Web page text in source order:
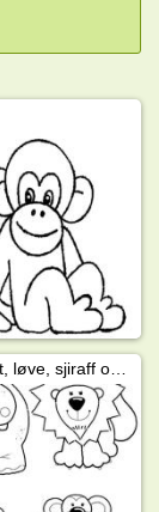
Flodhest, løve, sjiraff og ape